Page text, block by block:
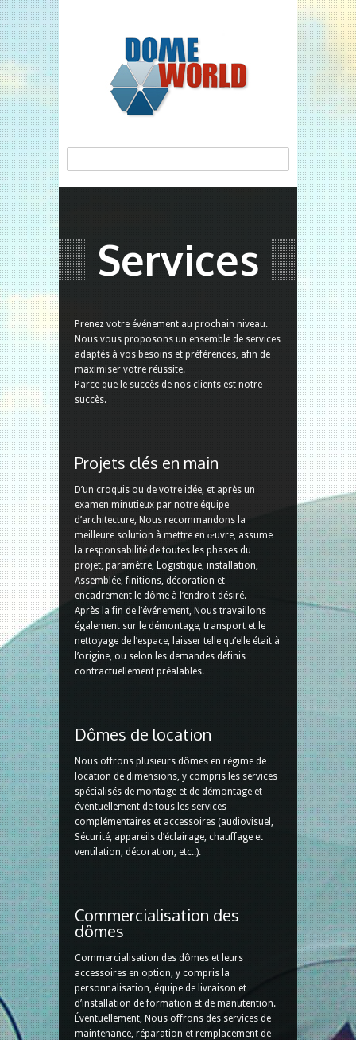
Services
Prenez votre événement au prochain niveau.
Nous vous proposons un ensemble de services
adaptés à vos besoins et préférences, afin de
maximiser votre réussite.
Parce que le succès de nos clients est notre
succès.
Projets clés en main
D’un croquis ou de votre idée, et après un
examen minutieux par notre équipe
d’architecture, Nous recommandons la
meilleure solution à mettre en œuvre, assume
la responsabilité de toutes les phases du
projet, paramètre, Logistique, installation,
Assemblée, finitions, décoration et
encadrement le dôme à l’endroit désiré.
Après la fin de l’événement, Nous travaillons
également sur le démontage, transport et le
nettoyage de l’espace, laisser telle qu’elle était à
l’origine, ou selon les demandes définis
contractuellement préalables.
Dômes de location
Nous offrons plusieurs dômes en régime de
location de dimensions, y compris les services
spécialisés de montage et de démontage et
éventuellement de tous les services
complémentaires et accessoires (audiovisuel,
Sécurité, appareils d’éclairage, chauffage et
ventilation, décoration, etc..).
Commercialisation des
dômes
Commercialisation des dômes et leurs
accessoires en option, y compris la
personnalisation, équipe de livraison et
d’installation de formation et de manutention.
Éventuellement, Nous offrons des services de
maintenance, réparation et remplacement de